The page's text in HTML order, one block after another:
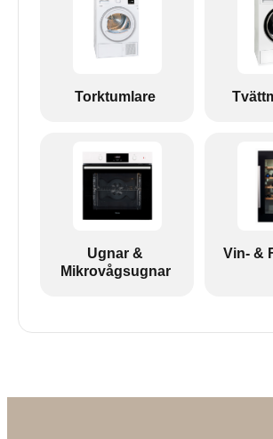
Torktumlare
Ugnar &
Mikrovågsugnar
Vin- &